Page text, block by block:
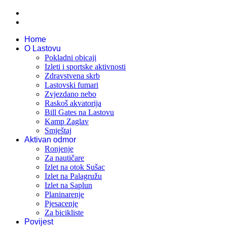
Home
O Lastovu
Pokladni obicaji
Izleti i sportske aktivnosti
Zdravstvena skrb
Lastovski fumari
Zvjezdano nebo
Raskoš akvatorija
Bill Gates na Lastovu
Kamp Zaglav
Smještaj
Aktivan odmor
Ronjenje
Za nautičare
Izlet na otok Sušac
Izlet na Palagružu
Izlet na Saplun
Planinarenje
Pjesacenje
Za bicikliste
Povijest